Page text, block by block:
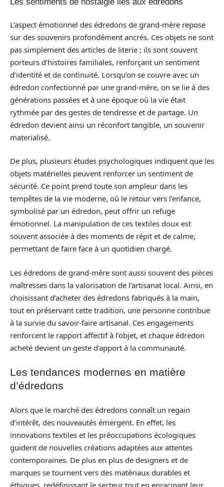
L’aspect émotionnel des édredons de grand-mère repose
sur des souvenirs profondément ancrés. Ces objets ne sont
pas simplement des articles de literie ; ils sont souvent
porteurs d’histoires familiales, renforçant un sentiment
d’identité et de continuité. Lorsqu’on se couvre avec un
édredon confectionné par une grand-mère, on se lie à des
générations passées et à une époque où la vie était
rythmée par des gestes de tendresse et de partage. Un
édredon devient ainsi un réconfort tangible, un souvenir
materialisé.
De plus, plusieurs études psychologiques indiquent que les
objets matérielles peuvent renforcer un sentiment de
sécurité. Ce point prend toute son ampleur dans les
tempêtes de la vie moderne, où le retour vers l’enfance,
symbolisé par un édredon, peut offrir un refuge
émotionnel. La manipulation de ces textiles doux est
souvent associée à des moments de répit et de calme,
permettant de faire face à un quotidien chargé.
Les édredons de grand-mère sont aussi souvent des pièces
maîtresses dans la valorisation de l’artisanat local. Ainsi, en
choisissant d’acheter des édredons fabriqués à la main,
tout en préservant cette tradition, une personne contribue
à la survie du savoir-faire artisanal. Ces engagements
renforcent le rapport affectif à l’objet, et chaque édredon
acheté devient un geste d’apport à la communauté.
Les tendances modernes en matière
d’édredons
Alors que le marché des édredons connaît un regain
d’intérêt, des nouveautés émergent. En effet, les
innovations textiles et les préoccupations écologiques
guident de nouvelles créations adaptées aux attentes
contemporaines. De plus en plus de designers et de
marques se tournent vers des matériaux durables et
éthiques, redéfinissant le secteur tout en enracinant leur